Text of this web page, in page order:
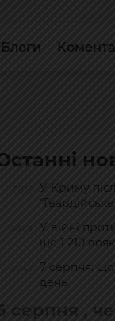
Блоги
У Криму
У війні
ще 1 210
7 серпня:
день
серпня ,